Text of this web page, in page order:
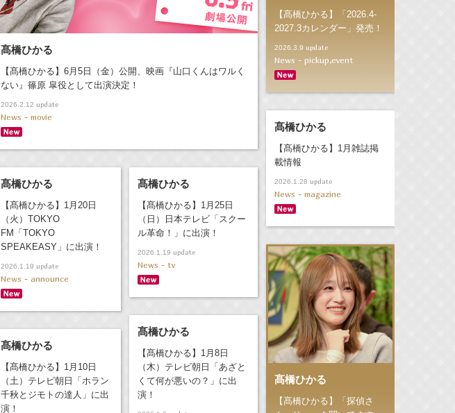
【髙橋ひかる】「2026.4-
2027.3カレンダー」発売！
2026.3.9 update
News - pickup,event
髙橋ひかる
【髙橋ひかる】6月5日（金）公開、映画『山口くんはワルく
ない』篠原 皐役として出演決定！
2026.2.12 update
News - movie
髙橋ひかる
【髙橋ひかる】1月雑誌掲
載情報
2026.1.28 update
News - magazine
髙橋ひかる
【髙橋ひかる】1月20日
（火）TOKYO
FM「TOKYO
SPEAKEASY」に出演！
2026.1.19 update
News - announce
髙橋ひかる
【髙橋ひかる】1月25日
（日）日本テレビ「スクー
ル革命！」に出演！
2026.1.19 update
News - tv
髙橋ひかる
【髙橋ひかる】「探偵さ
髙橋ひかる
【髙橋ひかる】1月8日
（木）テレビ朝日「あざと
くて何が悪いの？」に出
演！
髙橋ひかる
【髙橋ひかる】1月10日
（土）テレビ朝日「ホラン
千秋とジモトの達人」に出
演！